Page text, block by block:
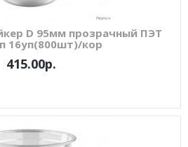
D 95мм прозрачный ПЭТ
16уп(800шт)/кор
415.00р.